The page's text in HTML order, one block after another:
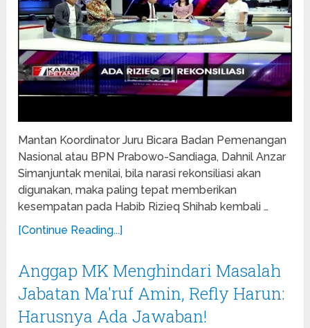
Mantan Koordinator Juru Bicara Badan Pemenangan
Nasional atau BPN Prabowo-Sandiaga, Dahnil Anzar
Simanjuntak menilai, bila narasi rekonsiliasi akan
digunakan, maka paling tepat memberikan
kesempatan pada Habib Rizieq Shihab kembali …
[Continue Reading...]
Anggap MK Menghindari Masalah
Jabatan Ma'ruf Amin, Refly Harun:
Harusnya Ada Jawaban!